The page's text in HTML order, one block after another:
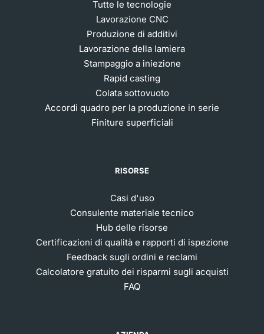
Tutte le tecnologie
Lavorazione CNC
Produzione di additivi
Lavorazione della lamiera
Stampaggio a iniezione
Rapid casting
Colata sottovuoto
Accordi quadro per la produzione in serie
Finiture superficiali
RISORSE
Casi d'uso
Consulente materiale tecnico
Hub delle risorse
Certificazioni di qualità e rapporti di ispezione
Feedback sugli ordini e reclami
Calcolatore gratuito dei risparmi sugli acquisti
FAQ